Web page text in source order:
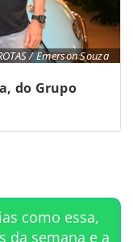
/ Emerson Souza
do Grupo
como essa,
da semana e a